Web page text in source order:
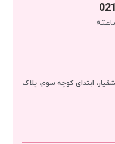
ابتدای کوچه سوم، پلاک